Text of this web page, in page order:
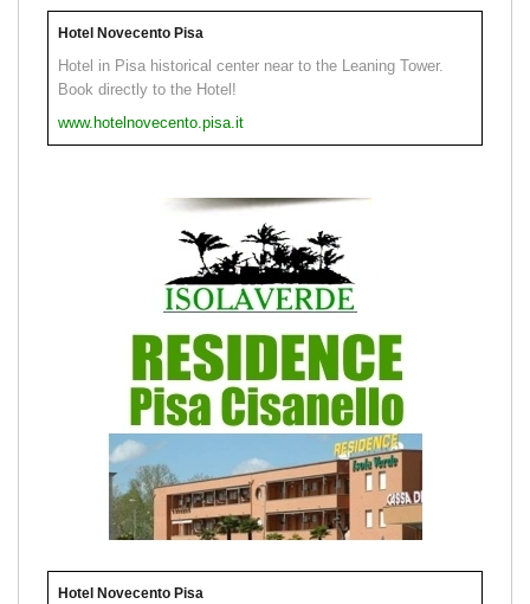
Hotel Novecento Pisa
Hotel in Pisa historical center near to the Leaning Tower.
Book directly to the Hotel!
www.hotelnovecento.pisa.it
Hotel Novecento Pisa